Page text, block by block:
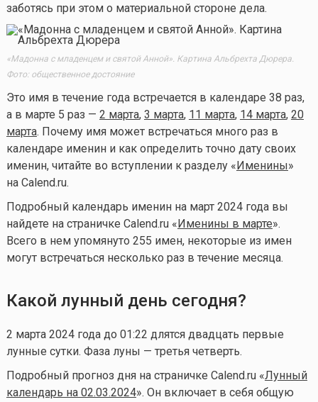
заботясь при этом о материальной стороне дела.
«Мадонна с младенцем и святой Анной». Картина Альбрехта Дюрера.
Фото: общественное достояние
Это имя в течение года встречается в календаре 38 раз,
а в марте 5 раз — 2 марта, 3 марта, 11 марта, 14 марта, 20
марта. Почему имя может встречаться много раз в
календаре именин и как определить точно дату своих
именин, читайте во вступлении к разделу « Именины»
на Calend.ru.
Подробный календарь именин на март 2024 года вы
найдете на страничке Calend.ru « Именины в марте».
Всего в нем упомянуто 255 имен, некоторые из имен
могут встречаться несколько раз в течение месяца.
Какой лунный день сегодня?
2 марта 2024 года до 01:22 длятся двадцать первые
лунные сутки. Фаза луны — третья четверть.
Подробный прогноз дня на страничке Calend.ru «Лунный
календарь на 02.03.2024». Он включает в себя общую